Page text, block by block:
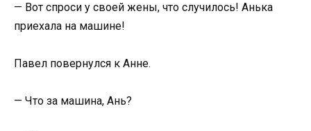
— Вот спроси у своей жены, что случилось! Анька
приехала на машине!
Павел повернулся к Анне.
— Что за машина, Ань?